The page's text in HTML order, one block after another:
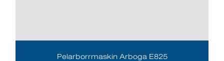
Pelarborrmaskin Arboga E825